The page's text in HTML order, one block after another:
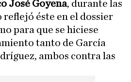
José Goyena, durante las
reflejó éste en el dossier
para que se hiciese
tanto de García
ambos contra las